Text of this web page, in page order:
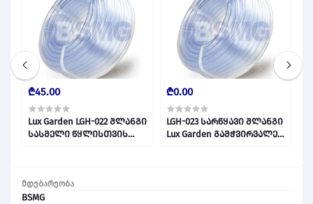
მდებარეობა
BSMG
₾45.00
Lux Garden LGH-022 შლანგი
სასმელი წყლისთვის
₾0.00
LGH-023 სარწყავი შლანგი
Lux Garden გამჭვირვალე